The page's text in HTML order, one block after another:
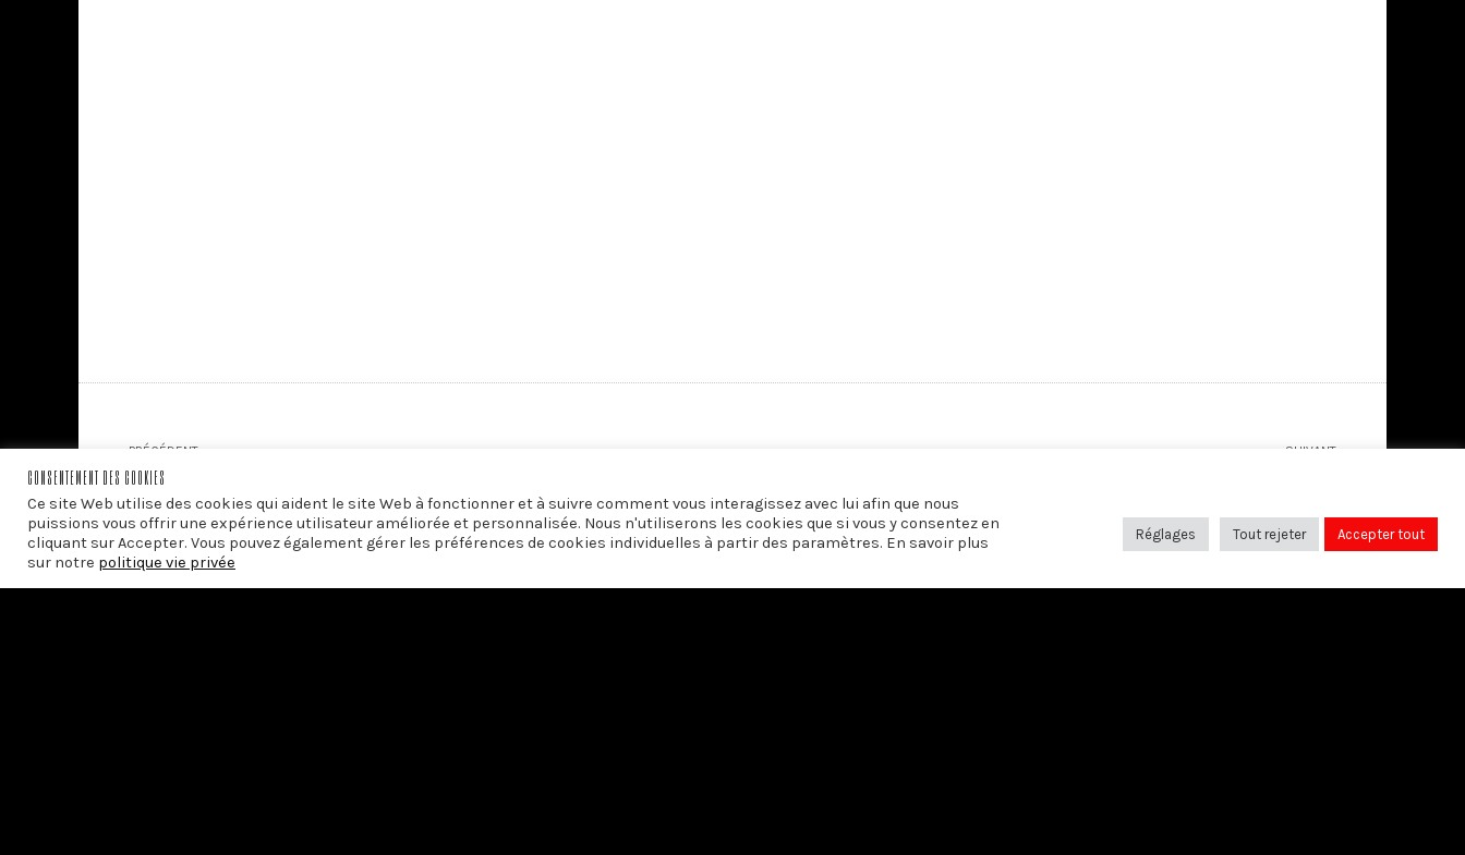
PRÉCÉDENT
Entretien avec André Comte-Sponville et Henri Peña-Ruiz
SUIVANT
CONSENTEMENT DES COOKIES
Ce site Web utilise des cookies qui aident le site Web à fonctionner et à suivre comment vous interagissez avec lui afin que nous
puissions vous offrir une expérience utilisateur améliorée et personnalisée. Nous n'utiliserons les cookies que si vous y consentez en
cliquant sur Accepter. Vous pouvez également gérer les préférences de cookies individuelles à partir des paramètres. En savoir plus
sur notre politique vie privée
Réglages Tout rejeter Accepter tout